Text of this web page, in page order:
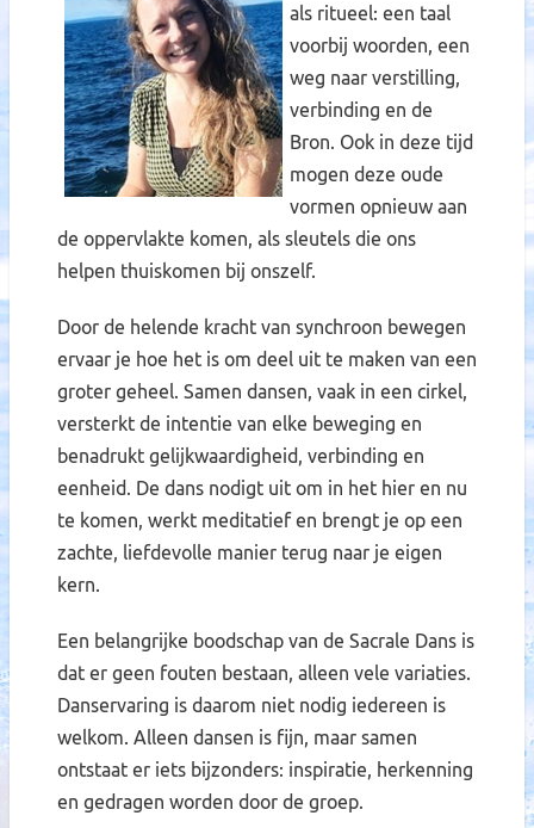
als ritueel: een taal
voorbij woorden, een
weg naar verstilling,
verbinding en de
Bron. Ook in deze tijd
mogen deze oude
vormen opnieuw aan
de oppervlakte komen, als sleutels die ons
helpen thuiskomen bij onszelf.
Door de helende kracht van synchroon bewegen
ervaar je hoe het is om deel uit te maken van een
groter geheel. Samen dansen, vaak in een cirkel,
versterkt de intentie van elke beweging en
benadrukt gelijkwaardigheid, verbinding en
eenheid. De dans nodigt uit om in het hier en nu
te komen, werkt meditatief en brengt je op een
zachte, liefdevolle manier terug naar je eigen
kern.
Een belangrijke boodschap van de Sacrale Dans is
dat er geen fouten bestaan, alleen vele variaties.
Danservaring is daarom niet nodig iedereen is
welkom. Alleen dansen is fijn, maar samen
ontstaat er iets bijzonders: inspiratie, herkenning
en gedragen worden door de groep.